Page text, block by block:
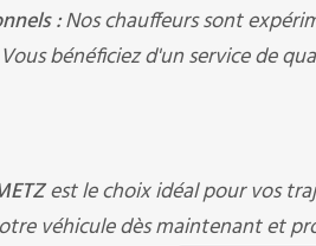
:Nos chauffeurs sont
bénéficiez d'un service de
est le choix idéal pour vos
véhicule dès maintenant et